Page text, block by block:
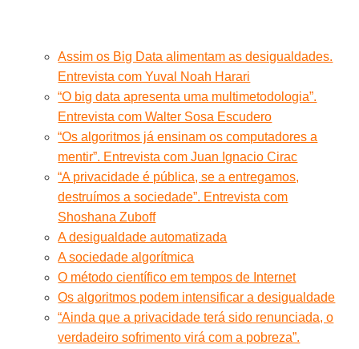
Assim os Big Data alimentam as desigualdades.
Entrevista com Yuval Noah Harari
“O big data apresenta uma multimetodologia”.
Entrevista com Walter Sosa Escudero
“Os algoritmos já ensinam os computadores a
mentir”. Entrevista com Juan Ignacio Cirac
“A privacidade é pública, se a entregamos,
destruímos a sociedade”. Entrevista com
Shoshana Zuboff
A desigualdade automatizada
A sociedade algorítmica
O método científico em tempos de Internet
Os algoritmos podem intensificar a desigualdade
“Ainda que a privacidade terá sido renunciada, o
verdadeiro sofrimento virá com a pobreza”.